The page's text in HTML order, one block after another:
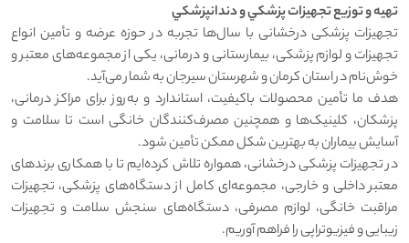
تهيه و توزيع تجهيزات پزشکي و دندانپزشکي
تجهیزات پزشکی درخشانی با سال‌ها تجربه در حوزه عرضه و تأمین انواع
تجهیزات و لوازم پزشکی، بیمارستانی و درمانی، یکی از مجموعه‌های معتبر و
خوش‌نام در استان کرمان و شهرستان سیرجان به شمار می‌آید.
هدف ما تأمین محصولات باکیفیت، استاندارد و به‌روز برای مراکز درمانی،
پزشکان، کلینیک‌ها و همچنین مصرف‌کنندگان خانگی است تا سلامت و
آسایش بیماران به بهترین شکل ممکن تأمین شود.
در تجهیزات پزشکی درخشانی، همواره تلاش کرده‌ایم تا با همکاری برندهای
معتبر داخلی و خارجی، مجموعه‌ای کامل از دستگاه‌های پزشکی، تجهیزات
مراقبت خانگی، لوازم مصرفی، دستگاه‌های سنجش سلامت و تجهیزات
زیبایی و فیزیوتراپی را فراهم آوریم.